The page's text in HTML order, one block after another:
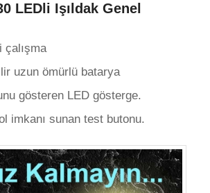
LEDli Işıldak Genel
çalışma
uzun ömürlü batarya
gösteren LED gösterge.
imkanı sunan test butonu.